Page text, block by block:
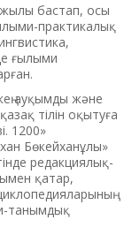
жылы бастап, осы
практикалық
ғылыми
ауқымды және
тілін оқытуға
1200»
Бөкейханұлы»
редакциялық-
қатар,
танымдық